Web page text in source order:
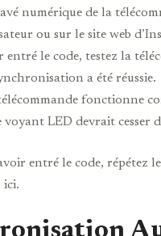
numérique de la
ou sur le site web
entré le code, testez la
a été réussie.
fonctionne
LED devrait cesser
entré le code, répétez
ici.